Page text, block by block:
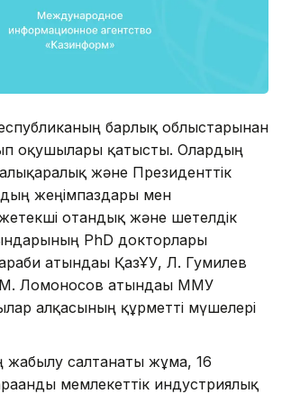
барлық облыстарынан
оқушылары қатысты. Олардың
және Президенттік
жеңімпаздары мен
отандық және шетелдік
PhD докторлары
атындағы ҚазҰУ, Л. Гумилев
Ломоносов атындағы ММУ
алқасының құрметті мүшелері
салтанаты жұма, 16
мемлекеттік индустриялық